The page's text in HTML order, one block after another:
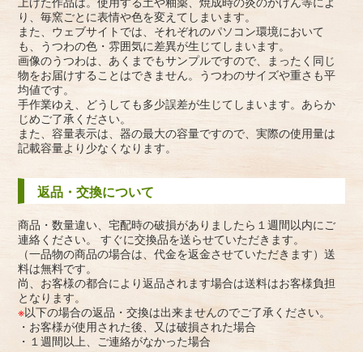
り、毎窯ごとに表情や色を変えてしまいます。
また、ウェブサイトでは、それぞれのパソコン環境において
も、うつわの色・雰囲気に差異が生じてしまいます。
画像のうつわは、あくまでもサンプルですので、まったく同じ
物をお届けすることはできません。うつわのサイズや重さも平
均値です。
手作業ゆえ、どうしても多少誤差が生じてしまいます。あらか
じめご了承ください。
また、容量表示は、器の最大の容量ですので、実際の使用量は
記載容量より少なくなります。
返品・交換について
商品・数量違い、宅配時の破損がありましたら１週間以内にご
連絡ください。 すぐに交換品を送らせていただきます。
（一品物の商品の場合は、代金を返金させていただきます）送
料は無料です。
尚、お客様の都合により返品されます場合は送料はお客様負担
となります。
※以下の場合の返品・交換は出来ませんのでご了承ください。
・お客様が使用された後、又は破損された場合
・１週間以上、ご連絡がなかった場合